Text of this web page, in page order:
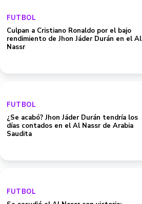
FUTBOL
Culpan a Cristiano Ronaldo por el bajo
rendimiento de Jhon Jáder Durán en el Al
Nassr
FUTBOL
¿Se acabó? Jhon Jáder Durán tendría los
días contados en el Al Nassr de Arabia
Saudita
FUTBOL